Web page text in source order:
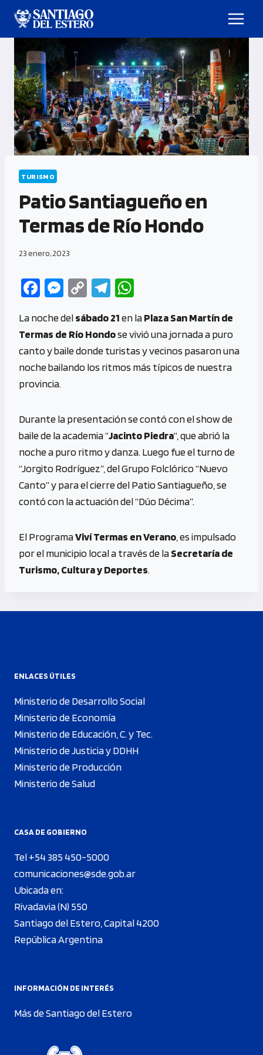
TURISMO
Patio Santiagueño en
Termas de Río Hondo
23 enero, 2023
Fa
b
o
o
k
M
se
n
g
C
py
Li
n
Te
gr
a
m
at
s
A
La noche delsábado 21en laPlaza San Martín de
Termas de Río Hondose vivió una jornada a puro
canto y baile donde turistas y vecinos pasaron una
noche bailando los ritmos más típicos de nuestra
provincia.
Durante la presentación se contó con el show de
baile de la academia “Jacinto Piedra“, que abrió la
noche a puro ritmo y danza. Luego fue el turno de
“Jorgito Rodríguez”, del Grupo Folclórico “Nuevo
Canto” y para el cierre del Patio Santiagueño, se
contó con la actuación del “Dúo Décima”.
El ProgramaViví Termas en Verano , es impulsado
por el municipio local a través de laSecretaría de
Turismo, Cultura y Deportes.
ENLACES ÚTILES
Ministerio de Desarrollo Social
Ministerio de Economía
Ministerio de Educación, C. y Tec.
Ministerio de Justicia y DDHH
Ministerio de Producción
Ministerio de Salud
CASA DE GOBIERNO
Tel +54 385 450-5000
comunicaciones@sde.gob.ar
Ubicada en:
Rivadavia (N) 550
Santiago del Estero, Capital 4200
República Argentina
INFORMACIÓN DE INTERÉS
Más de Santiago del Estero